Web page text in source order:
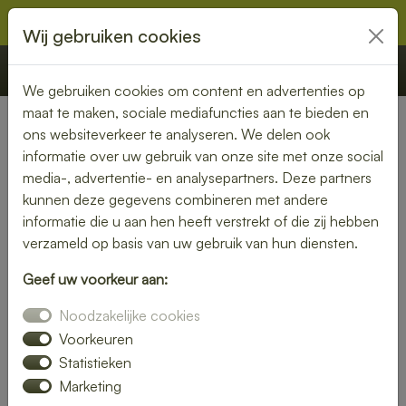
€ 0,00 Offerte Bestellen
Nederland» Zuiddorpe
Lunch bezorgen in Zuiddorpe
– vers, snel en zorgeloos
genieten
bezorgen in Zuiddorpe en geniet van verse, smakelijke
gerechten zonder gedoe. Van luxe broodjes tot gezonde
bowls – wij bezorgen jouw favoriete lunch waar jij maar wilt.
Bestel eenvoudig online en wij zorgen voor een snelle
Wij gebruiken cookies
We gebruiken cookies om content en advertenties op
maat te maken, sociale mediafuncties aan te bieden en
ons websiteverkeer te analyseren. We delen ook
informatie over uw gebruik van onze site met onze social
media-, advertentie- en analysepartners. Deze partners
kunnen deze gegevens combineren met andere
informatie die u aan hen heeft verstrekt of die zij hebben
verzameld op basis van uw gebruik van hun diensten.
Geef uw voorkeur aan:
Noodzakelijke cookies
Voorkeuren
Statistieken
Marketing